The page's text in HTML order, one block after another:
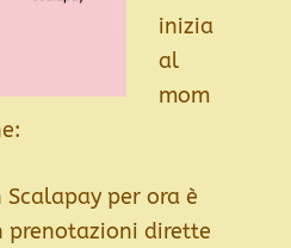
inizia
al
mom
per ora è
prenotazioni dirette